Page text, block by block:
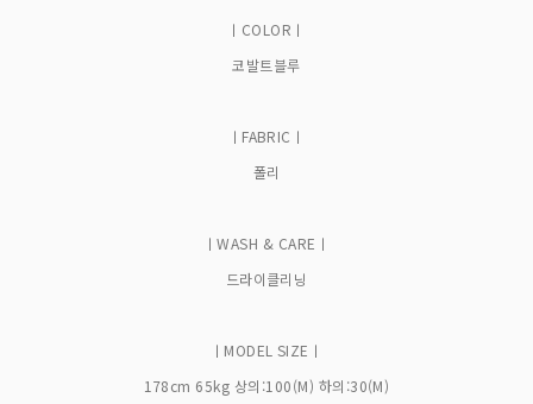
ㅣCOLORㅣ
코발트블루
ㅣFABRICㅣ
폴리
ㅣWASH & CAREㅣ
드라이클리닝
ㅣMODEL SIZEㅣ
178cm 65kg 상의:100(M) 하의:30(M)